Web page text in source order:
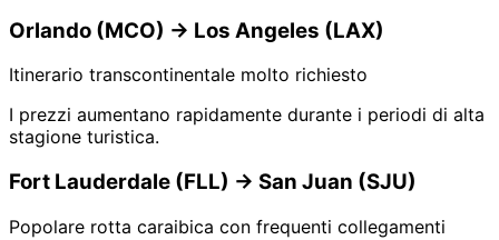
Orlando (MCO) → Los Angeles (LAX)
Itinerario transcontinentale molto richiesto
I prezzi aumentano rapidamente durante i periodi di alta
stagione turistica.
Fort Lauderdale (FLL) → San Juan (SJU)
Popolare rotta caraibica con frequenti collegamenti